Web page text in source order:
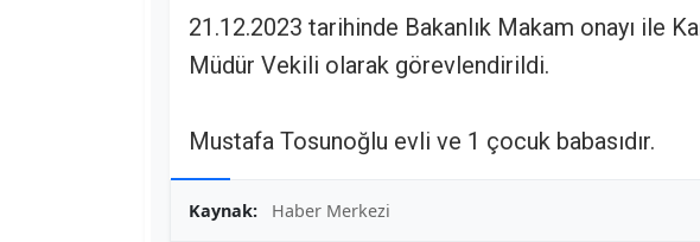
21.12.2023 tarihinde Bakanlık Makam onayı ile
Müdür Vekili olarak görevlendirildi.
Mustafa Tosunoğlu evli ve 1 çocuk babasıdır.
Kaynak: Haber Merkezi